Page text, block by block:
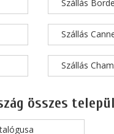
Szállás
Szállás
Szállás
összes